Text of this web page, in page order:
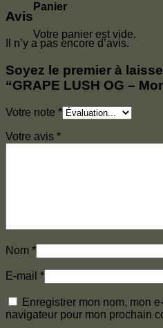
Panier
Votre panier est vide.
Avis
Il n’y a pas encore d’avis.
Soyez le premier à
“GRAPE LUSH OG –
Votre note *
Votre avis *
Nom *
E-mail *
Enregistrer mon nom, mon
navigateur pour mon prochain